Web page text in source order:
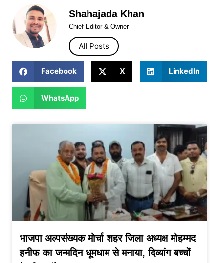
Shahajada Khan
Chief Editor & Owner
All Posts
Facebook X LinkedIn
WhatsApp
भाजपा अल्पसंख्यक मोर्चा शहर जिला अध्यक्ष मोहम्मद
हनीफ का जन्मदिन धूमधाम से मनाया, दिव्यांग बच्चों